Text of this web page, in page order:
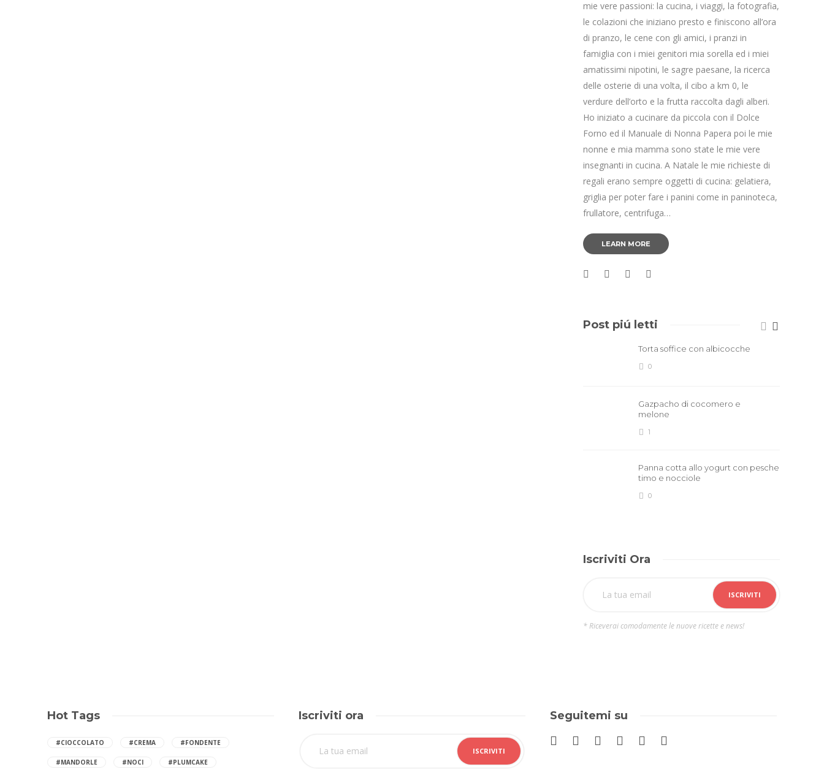
mie vere passioni: la cucina, i viaggi, la fotografia,
le colazioni che iniziano presto e finiscono all’ora
di pranzo, le cene con gli amici, i pranzi in
famiglia con i miei genitori mia sorella ed i miei
amatissimi nipotini, le sagre paesane, la ricerca
delle osterie di una volta, il cibo a km 0, le
verdure dell’orto e la frutta raccolta dagli alberi.
Ho iniziato a cucinare da piccola con il Dolce
Forno ed il Manuale di Nonna Papera poi le mie
nonne e mia mamma sono state le mie vere
insegnanti in cucina. A Natale le mie richieste di
regali erano sempre oggetti di cucina: gelatiera,
griglia per poter fare i panini come in paninoteca,
frullatore, centrifuga…
LEARN MORE
Post piú letti
Torta soffice con albicocche
0
Gazpacho di cocomero e
melone
1
Panna cotta allo yogurt con pesche
timo e nocciole
0
Iscriviti Ora
* Riceverai comodamente le nuove ricette e news!
Hot Tags
#CIOCCOLATO #CREMA #FONDENTE
#MANDORLE #NOCI #PLUMCAKE
Iscriviti ora Seguitemi su